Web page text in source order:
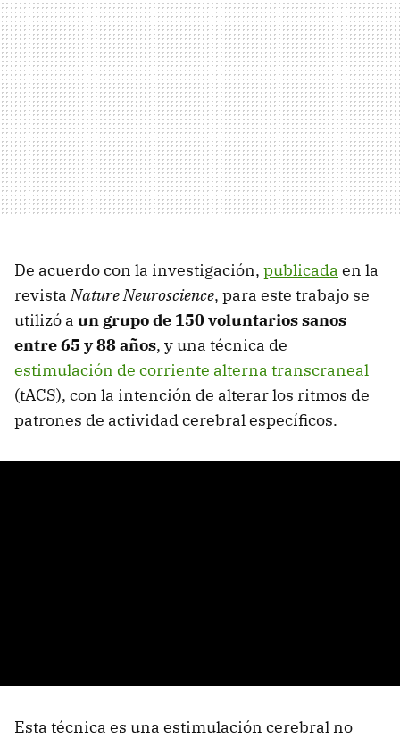
De acuerdo con la investigación, publicada en la
revistaNature Neuroscience, para este trabajo se
utilizó a un grupo de 150 voluntarios sanos
entre 65 y 88 años, y una técnica de
estimulación de corriente alterna transcraneal
(tACS), con la intención de alterar los ritmos de
patrones de actividad cerebral específicos.
Esta técnica es una estimulación cerebral no